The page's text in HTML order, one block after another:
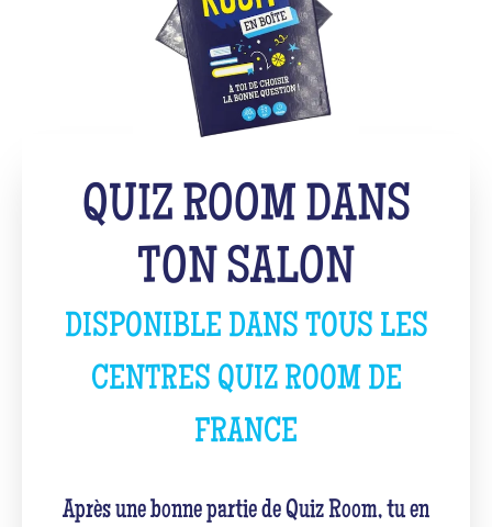
QUIZ ROOM DANS
TON SALON
DISPONIBLE DANS TOUS LES
CENTRES QUIZ ROOM DE
FRANCE
Après une bonne partie de Quiz Room, tu en